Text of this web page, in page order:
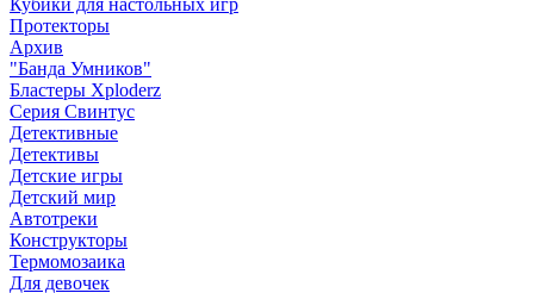
Кубики для настольных игр
Протекторы
Архив
"Банда Умников"
Бластеры Xploderz
Cерия Свинтус
Детективные
Детективы
Детские игры
Детский мир
Автотреки
Конструкторы
Термомозаика
Для девочек